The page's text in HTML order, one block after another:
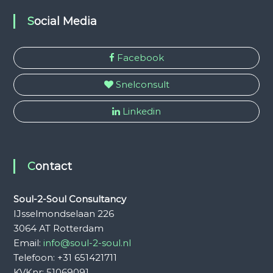
Social Media
Facebook
Snelconsult
Linkedin
Contact
Soul-2-Soul Consultancy
IJsselmondselaan 226
3064 AT Rotterdam
Email: info@soul-2-soul.nl
Telefoon: +31 651421711